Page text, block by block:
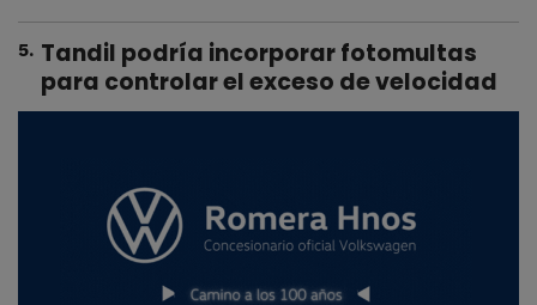
5. Tandil podría incorporar fotomultas
para controlar el exceso de velocidad